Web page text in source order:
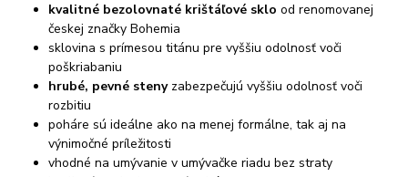
kvalitné bezolovnaté krištáľové sklo od renomovanej
českej značky Bohemia
sklovina s prímesou titánu pre vyššiu odolnosť voči
poškriabaniu
hrubé, pevné stenyzabezpečujú vyššiu odolnosť voči
rozbitiu
poháre sú ideálne ako na menej formálne, tak aj na
výnimočné príležitosti
vhodné na umývanie v umývačke riadu bez straty